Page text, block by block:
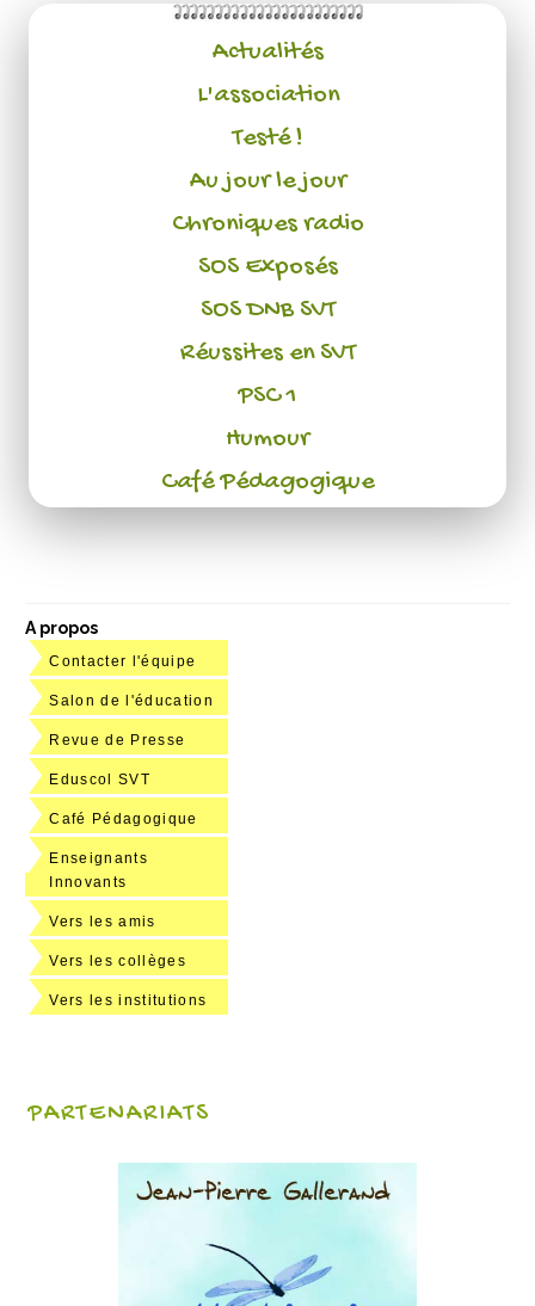
Actualités
L'association
Testé !
Au jour le jour
Chroniques radio
SOS Exposés
SOS DNB SVT
Réussites en SVT
PSC 1
Humour
Café Pédagogique
A propos
Contacter l'équipe
Salon de l'éducation
Revue de Presse
Eduscol SVT
Café Pédagogique
Enseignants
Innovants
Vers les amis
Vers les collèges
Vers les institutions
PARTENARIATS